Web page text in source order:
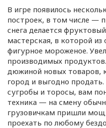
В игре появилось
построек, в том числе —
снега делается
мастерская, в которой из
фигурное мороженое.
производимых
дюжиной новых товаров,
город и выгодно
сугробы и торосы, вам
техника — на смену
грузовичкам пришли
проехать по любому